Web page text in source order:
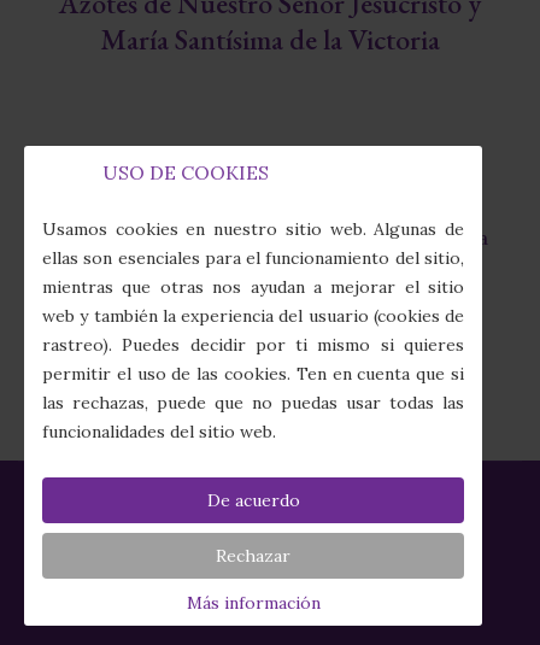
María Santísima de la Victoria
fas
fa-
map-
marker-
Calle Juan Sebastián Elcano, 7 · 41011 Sevilla
phone-
alt
(+34) 954 274 910
far
fa-
secretaria@columnayazotes.es
HERMANDAD DE LAS CIGARRERAS
USO DE COOKIES
Usamos cookies en nuestro sitio web. Algunas de
ellas son esenciales para el funcionamiento del sitio,
mientras que otras nos ayudan a mejorar el sitio
web y también la experiencia del usuario (cookies de
rastreo). Puedes decidir por ti mismo si quieres
permitir el uso de las cookies. Ten en cuenta que si
las rechazas, puede que no puedas usar todas las
funcionalidades del sitio web.
De acuerdo
Rechazar
Más información